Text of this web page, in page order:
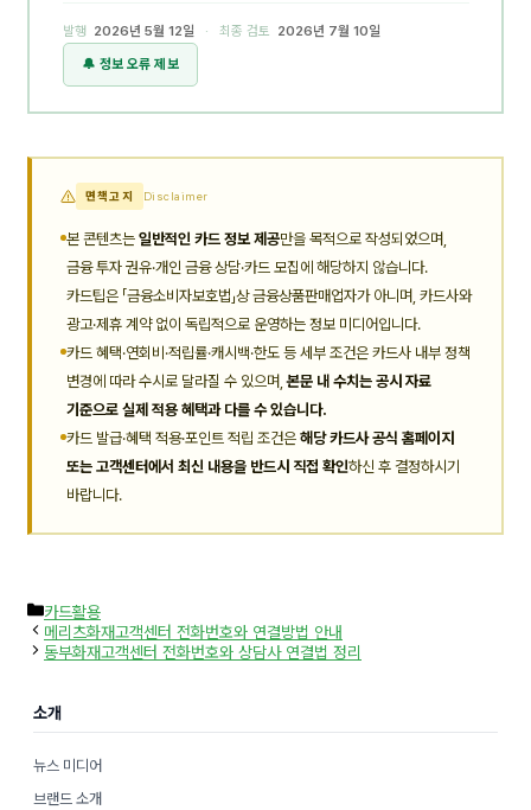
발행 2026년 5월 12일 · 최종 검토
2026년 7월 10일
🔔 정보 오류 제보
면책고지 Disclaimer
본 콘텐츠는 일반적인 카드 정보 제공만을 목적으로 작성되었으며,
금융 투자 권유·개인 금융 상담·카드 모집에 해당하지 않습니다.
카드팁은 「금융소비자보호법」상 금융상품판매업자가 아니며, 카드사와
광고·제휴 계약 없이 독립적으로 운영하는 정보 미디어입니다.
카드 혜택·연회비·적립률·캐시백·한도 등 세부 조건은 카드사 내부 정책
변경에 따라 수시로 달라질 수 있으며,본문 내 수치는 공시 자료
기준으로 실제 적용 혜택과 다를 수 있습니다.
카드 발급·혜택 적용·포인트 적립 조건은 해당 카드사 공식 홈페이지
또는 고객센터에서 최신 내용을 반드시 직접 확인하신 후 결정하시기
바랍니다.
카
테
고
리
카드활용
메리츠화재고객센터 전화번호와 연결방법 안내
동부화재고객센터 전화번호와 상담사 연결법 정리
소개
뉴스 미디어
브랜드 소개